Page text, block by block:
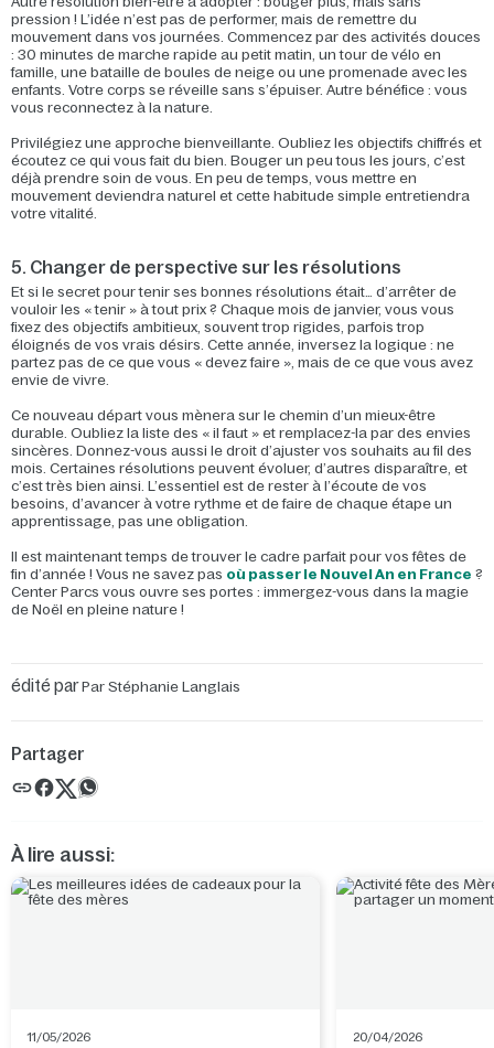
pression ! L’idée n’est pas de performer, mais de remettre du
mouvement dans vos journées. Commencez par des activités douces
: 30 minutes de marche rapide au petit matin, un tour de vélo en
famille, une bataille de boules de neige ou une promenade avec les
enfants. Votre corps se réveille sans s’épuiser. Autre bénéfice : vous
vous reconnectez à la nature.
Privilégiez une approche bienveillante. Oubliez les objectifs chiffrés et
écoutez ce qui vous fait du bien. Bouger un peu tous les jours, c’est
déjà prendre soin de vous. En peu de temps, vous mettre en
mouvement deviendra naturel et cette habitude simple entretiendra
votre vitalité.
5. Changer de perspective sur les résolutions
Et si le secret pour tenir ses bonnes résolutions était… d’arrêter de
vouloir les « tenir » à tout prix ? Chaque mois de janvier, vous vous
fixez des objectifs ambitieux, souvent trop rigides, parfois trop
éloignés de vos vrais désirs. Cette année, inversez la logique : ne
partez pas de ce que vous « devez faire », mais de ce que vous avez
envie de vivre.
Ce nouveau départ vous mènera sur le chemin d’un mieux-être
durable. Oubliez la liste des « il faut » et remplacez-la par des envies
sincères. Donnez-vous aussi le droit d’ajuster vos souhaits au fil des
mois. Certaines résolutions peuvent évoluer, d’autres disparaître, et
c’est très bien ainsi. L’essentiel est de rester à l’écoute de vos
besoins, d’avancer à votre rythme et de faire de chaque étape un
apprentissage, pas une obligation.
Il est maintenant temps de trouver le cadre parfait pour vos fêtes de
fin d’année ! Vous ne savez pas où passer le Nouvel An en France ?
Center Parcs vous ouvre ses portes : immergez-vous dans la magie
de Noël en pleine nature !
édité parPar Stéphanie Langlais
Partager
À lire aussi:
11/05/2026 20/04/2026